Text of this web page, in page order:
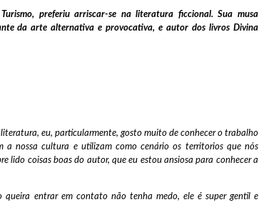
preferiu arriscar-se na literatura ficcional. Sua musa
da arte alternativa e provocativa, e autor dos livros Divina
eu, particularmente, gosto muito de conhecer o trabalho
a nossa cultura e utilizam como cenário os territorios que nós
lido coisas boas do autor, que eu estou ansiosa para conhecer a
entrar em contato não tenha medo, ele é super gentil e